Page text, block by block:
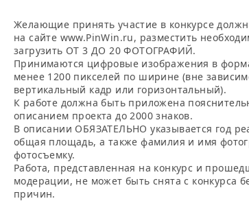
Желающие принять участие в конкурсе
на сайте www.PinWin.ru, разместить
загрузить ОТ 3 ДО 20 ФОТОГРАФИЙ.
Принимаются цифровые изображения в
менее 1200 пикселей по ширине (вне
вертикальный кадр или горизонтальный).
К работе должна быть приложена
описанием проекта до 2000 знаков.
В описании ОБЯЗАТЕЛЬНО указывается год
общая площадь, а также фамилия и имя
фотосъемку.
Работа, представленная на конкурс и
модерации, не может быть снята с конкурса
причин.